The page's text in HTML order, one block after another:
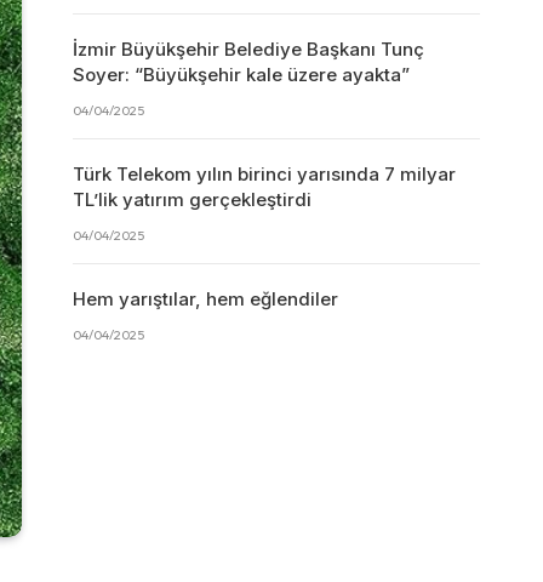
İzmir Büyükşehir Belediye Başkanı Tunç
Soyer: “Büyükşehir kale üzere ayakta”
04/04/2025
Türk Telekom yılın birinci yarısında 7 milyar
TL’lik yatırım gerçekleştirdi
04/04/2025
Hem yarıştılar, hem eğlendiler
04/04/2025